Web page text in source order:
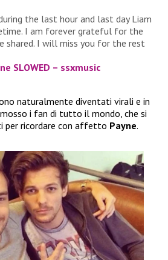
the last hour and last day Liam
I am forever grateful for the
shared. I will miss you for the rest
SLOWED – ssxmusic
naturalmente diventati virali e in
i fan di tutto il mondo, che si
per ricordare con affetto Payne.